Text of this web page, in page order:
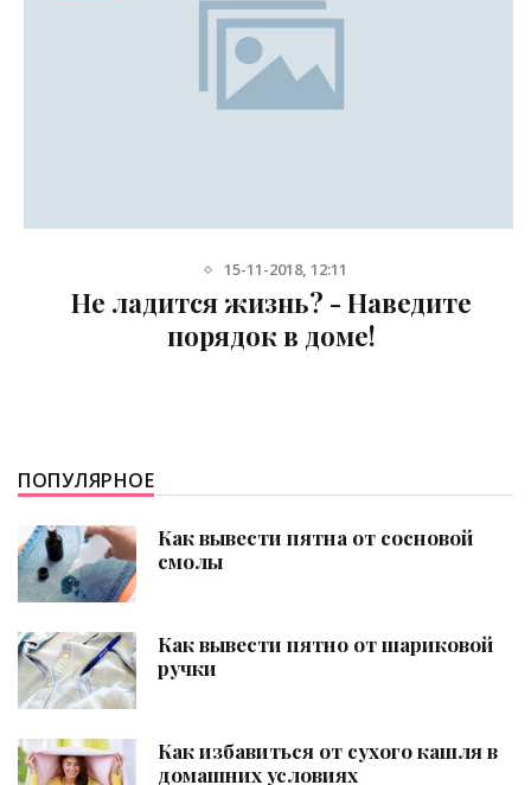
15-11-2018, 12:11
Не ладится жизнь? - Наведите
порядок в доме!
ПОПУЛЯРНОЕ
Как вывести пятна от сосновой
смолы
Как вывести пятно от шариковой
ручки
Как избавиться от сухого кашля в
домашних условиях